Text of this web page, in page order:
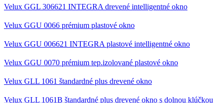
Velux GGL 306621 INTEGRA drevené intelligentné okno
Velux GGU 0066 prémium plastové okno
Velux GGU 006621 INTEGRA plastové intelligentné okno
Velux GGU 0070 prémium tep.izolované plastové okno
Velux GLL 1061 štandardné plus drevené okno
Velux GLL 1061B štandardné plus drevené okno s dolnou klúčkou